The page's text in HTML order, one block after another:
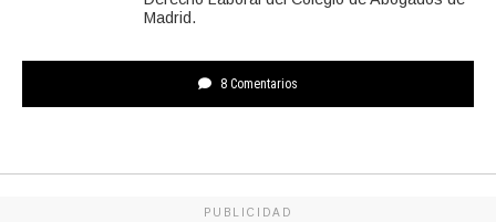
Madrid.
8 Comentarios
PUBLICIDAD